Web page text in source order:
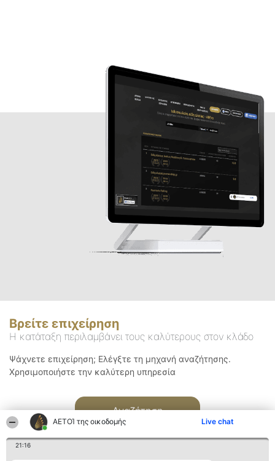
ΑΕΤΟΊ της οικοδομής Live chat
21:16
Βρείτε επιχείρηση
Η κατάταξη περιλαμβάνει τους καλύτερους στον κλάδο
Ψάχνετε επιχείρηση; Ελέγξτε τη μηχανή αναζήτησης.
Χρησιμοποιήστε την καλύτερη υπηρεσία
Αναζήτηση